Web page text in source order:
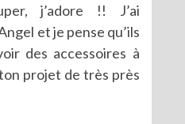
j’adore !! J’ai
et je pense qu’ils
des accessoires à
projet de très près